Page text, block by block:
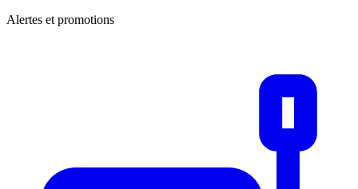
Alertes et promotions